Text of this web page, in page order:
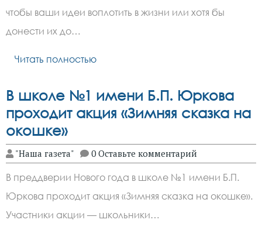
чтобы ваши идеи воплотить в жизни или хотя бы
донести их до…
Читать полностью
В школе №1 имени Б.П. Юркова
проходит акция «Зимняя сказка на
окошке»
"Наша газета" 0 Оставьте комментарий
В преддверии Нового года в школе №1 имени Б.П.
Юркова проходит акция «Зимняя сказка на окошке».
Участники акции — школьники…